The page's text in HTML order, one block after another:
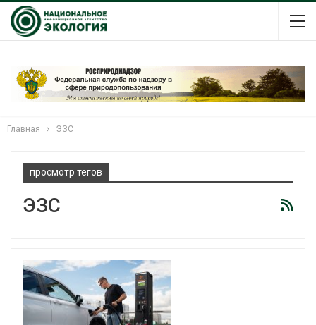
Главная ЭЗС
просмотр тегов
ЭЗС